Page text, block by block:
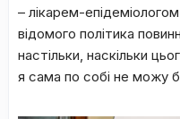
– лікарем-
відомого політика
настільки, наскільки
я сама по собі не можу